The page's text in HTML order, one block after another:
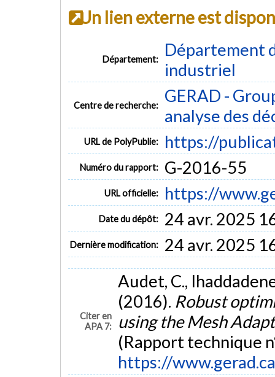
Un lien externe est
Département:
Département
industriel
Centre de recherche:
GERAD -
analyse des
URL de PolyPublie: https://
Numéro du rapport: G-2016-55
URL officielle: https://
Date du dépôt: 24 avr. 2025
Dernière modification: 24 avr. 2025
Citer en
APA 7:
Audet, C.,
(2016). Robust
using the Mesh
(Rapport technique
https://